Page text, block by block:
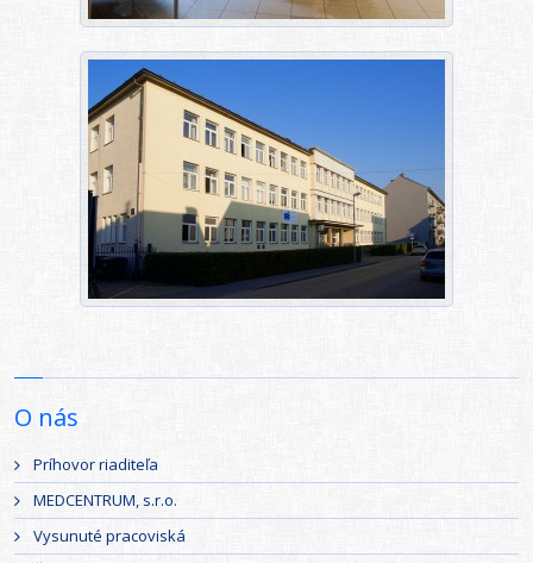
O nás
Príhovor riaditeľa
MEDCENTRUM, s.r.o.
Vysunuté pracoviská